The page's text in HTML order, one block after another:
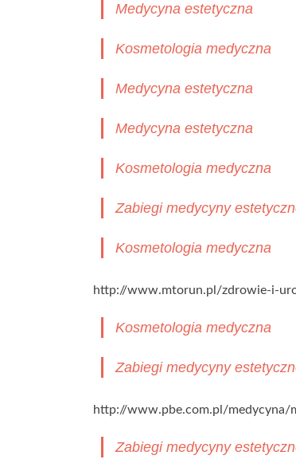
Medycyna estetyczna
Kosmetologia medyczna
Medycyna estetyczna
Medycyna estetyczna
Kosmetologia medyczna
Zabiegi medycyny
Kosmetologia medyczna
http://www.mtorun.pl/zdrowie-i-
Kosmetologia medyczna
Zabiegi medycyny
http://www.pbe.com.pl/medycyna/
Zabiegi medycyny